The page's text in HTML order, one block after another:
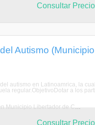
Consultar Precio
Autismo
autismo en Latinoamrica, la
regular.ObjetivoDotar a los
Estudiar Cuidado de Personas con Capacidades Diferentes en Municipio Libertador de Caracas
Consultar Precio